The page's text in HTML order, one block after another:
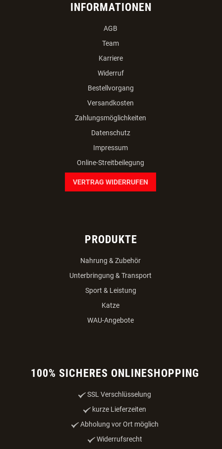
INFORMATIONEN
AGB
Team
Karriere
Widerruf
Bestellvorgang
Versandkosten
Zahlungsmöglichkeiten
Datenschutz
Impressum
Online-Streitbeilegung
VERTRAG WIDERRUFEN
PRODUKTE
Nahrung & Zubehör
Unterbringung & Transport
Sport & Leistung
Katze
WAU-Angebote
100% SICHERES ONLINESHOPPING
SSL Verschlüsselung
kurze Lieferzeiten
Abholung vor Ort möglich
Widerrufsrecht